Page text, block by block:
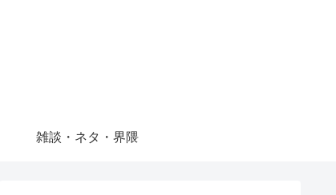
雑談・ネタ・界隈